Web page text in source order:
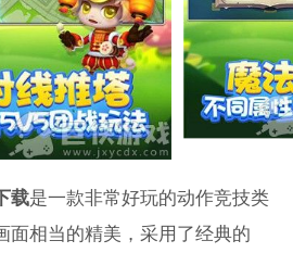
载是一款非常好玩的动作竞技类
面相当的精美，采用了经典的